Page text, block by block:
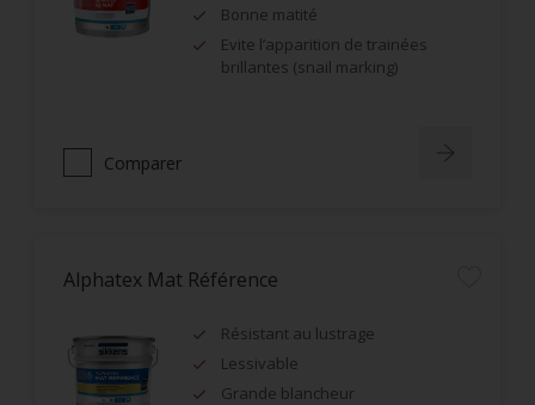
Bonne matité
Evite l’apparition de trainées
brillantes (snail marking)
Comparer
Alphatex Mat Référence
Résistant au lustrage
Lessivable
Grande blancheur